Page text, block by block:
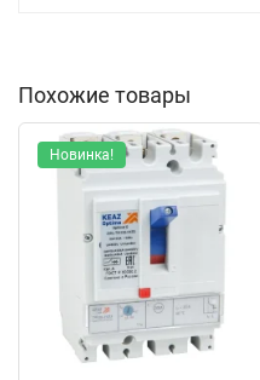
Похожие товары
Новинка!